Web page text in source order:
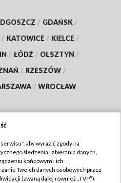
/ GDAŃSK /
/ KATOWICE / KIELCE /
/ ŁÓDŹ / OLSZTYN /
/ RZESZÓW /
/ WROCŁAW
TVP
TVP
aby wyrazić zgody na
śledzenia i zbierania danych,
końcowym i ich
Twoich danych osobowych przez
(zwaną dalej również „TVP”),